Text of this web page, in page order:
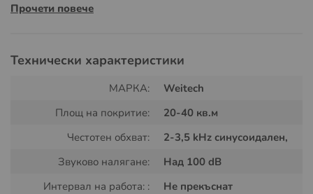
Това електронно устройство излъчва звукови сигнали
те се стимулират да напуснат зоната.
Уредът се захранва от 3 x AA 1,5 V батерии (не
силата на звука. По-слабият звук покрива по-малка
площ, а с нови батерии устройството работи до 1000
часа или около 40 дни. Препоръчително е да се
изключва през нощта поради специфичните звуци,
Прочети повече
Технически характеристики
МАРКА:
Weitech
Площ на покритие:
20-40 кв.м
Честотен обхват:
2-3,5 kHz синусоидален,
Звуково налягане:
Над 100 dB
Интервал на работа: :
Не прекъснат